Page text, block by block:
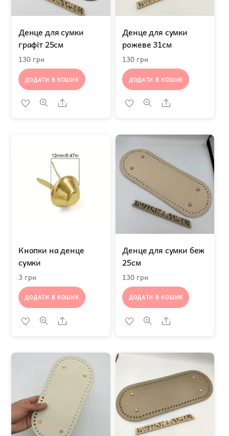
Денце для сумки
графіт 25см
130 грн
ДОДАТИ В КОШИК
Share
Денце для сумки
рожеве 31см
130 грн
ДОДАТИ В КОШИК
Share
Кнопки на денце
сумки
3 грн
ДОДАТИ В КОШИК
Share
Денце для сумки беж
25см
130 грн
ДОДАТИ В КОШИК
Share